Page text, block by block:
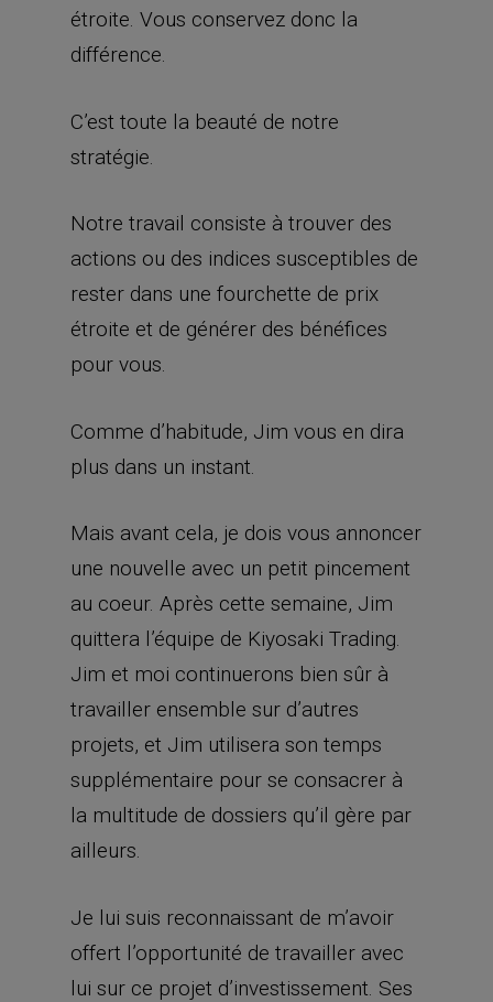
étroite. Vous conservez donc la
différence.
C’est toute la beauté de notre
stratégie.
Notre travail consiste à trouver des
actions ou des indices susceptibles de
rester dans une fourchette de prix
étroite et de générer des bénéfices
pour vous.
Comme d’habitude, Jim vous en dira
plus dans un instant.
Mais avant cela, je dois vous annoncer
une nouvelle avec un petit pincement
au coeur. Après cette semaine, Jim
quittera l’équipe de Kiyosaki Trading.
Jim et moi continuerons bien sûr à
travailler ensemble sur d’autres
projets, et Jim utilisera son temps
supplémentaire pour se consacrer à
la multitude de dossiers qu’il gère par
ailleurs.
Je lui suis reconnaissant de m’avoir
offert l’opportunité de travailler avec
lui sur ce projet d’investissement. Ses